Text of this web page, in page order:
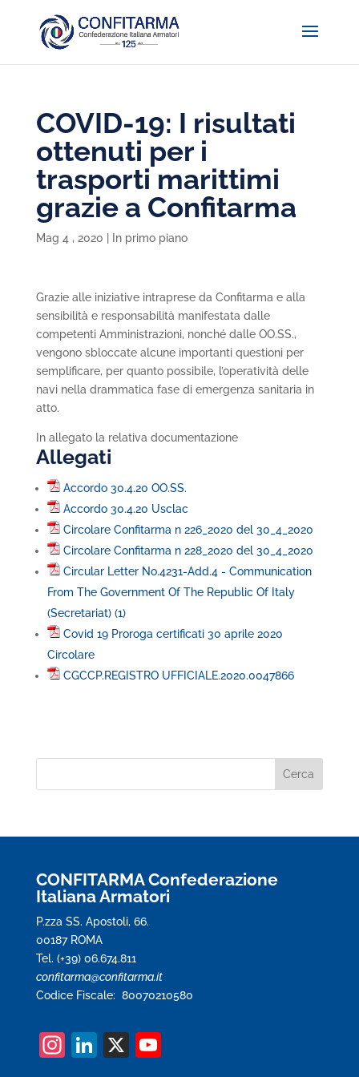
COVID-19: I risultati
ottenuti per i
trasporti marittimi
grazie a Confitarma
Mag 4 , 2020 In primo piano
Grazie alle iniziative intraprese da Confitarma e alla
sensibilità e responsabilità manifestata dalle
competenti Amministrazioni, nonché dalle OO.SS.,
vengono sbloccate alcune importanti questioni per
semplificare, per quanto possibile, l’operatività delle
navi nella drammatica fase di emergenza sanitaria in
atto.
In allegato la relativa documentazione
Allegati
Accordo 30.4.20 OO.SS.
Accordo 30.4.20 Usclac
Circolare Confitarma n 226_2020 del 30_4_2020
Circolare Confitarma n 228_2020 del 30_4_2020
Circular Letter No.4231-Add.4 - Communication
From The Government Of The Republic Of Italy
(Secretariat) (1)
Covid 19 Proroga certificati 30 aprile 2020
Circolare
CGCCP.REGISTRO UFFICIALE.2020.0047866
CONFITARMA Confederazione
Italiana Armatori
P.zza SS. Apostoli, 66.
00187 ROMA
Tel. (+39) 06.674.811
confitarma@confitarma.it
Codice Fiscale: 80070210580
In Li X Y